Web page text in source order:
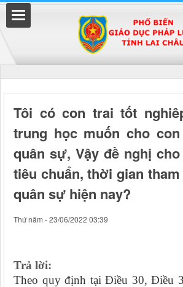
Tôi có con trai tốt
trung học muốn cho
quân sự, Vậy đề nghị
tiêu chuẩn, thời gian
quân sự hiện nay?
Thứ năm - 23/06/2022 03:39
Trả lời:
Theo quy định tại Điều 30, Điều
Đã kết nối EMC